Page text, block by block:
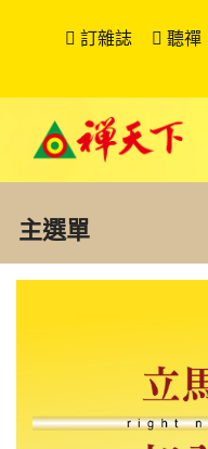
訂雜誌 聽禪
主選單